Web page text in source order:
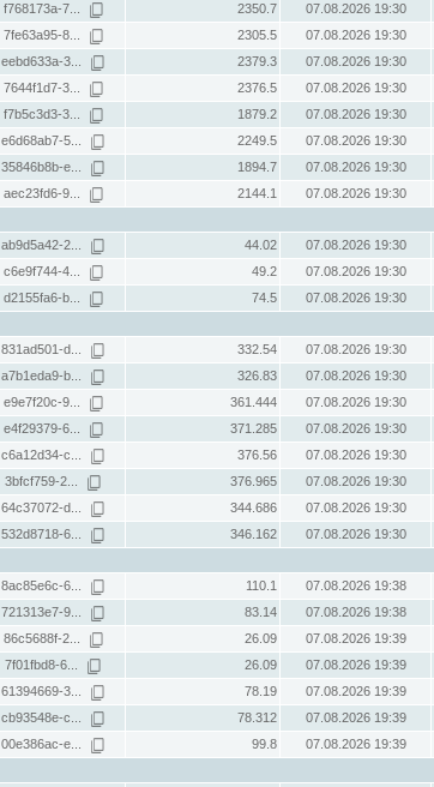
f768173a-7... 2350.7
07.08.2026 19:30
7fe63a95-8... 2305.5
07.08.2026 19:30
eebd633a-3... 2379.3
07.08.2026 19:30
7644f1d7-3... 2376.5
07.08.2026 19:30
f7b5c3d3-3... 1879.2
07.08.2026 19:30
e6d68ab7-5... 2249.5
07.08.2026 19:30
35846b8b-e... 1894.7
07.08.2026 19:30
aec23fd6-9... 2144.1
07.08.2026 19:30
ab9d5a42-2... 44.02
07.08.2026 19:30
c6e9f744-4... 49.2
07.08.2026 19:30
d2155fa6-b... 74.5
07.08.2026 19:30
831ad501-d... 332.54
07.08.2026 19:30
a7b1eda9-b... 326.83
07.08.2026 19:30
e9e7f20c-9... 361.444
07.08.2026 19:30
e4f29379-6... 371.285
07.08.2026 19:30
c6a12d34-c... 376.56
07.08.2026 19:30
3bfcf759-2... 376.965
07.08.2026 19:30
64c37072-d... 344.686
07.08.2026 19:30
532d8718-6... 346.162
07.08.2026 19:30
8ac85e6c-6... 110.1
07.08.2026 19:38
721313e7-9... 83.14
07.08.2026 19:38
86c5688f-2... 26.09
07.08.2026 19:39
7f01fbd8-6... 26.09
07.08.2026 19:39
61394669-3... 78.19
07.08.2026 19:39
cb93548e-c... 78.312
07.08.2026 19:39
00e386ac-e... 99.8
07.08.2026 19:39